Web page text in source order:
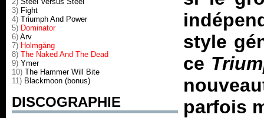
3) Fight
4) Triumph And Power
5) Dominator
6) Arv
7) Holmgång
8) The Naked And The Dead
9) Ymer
10) The Hammer Will Bite
11) Blackmoon (bonus)
DISCOGRAPHIE
style
ce
parfois